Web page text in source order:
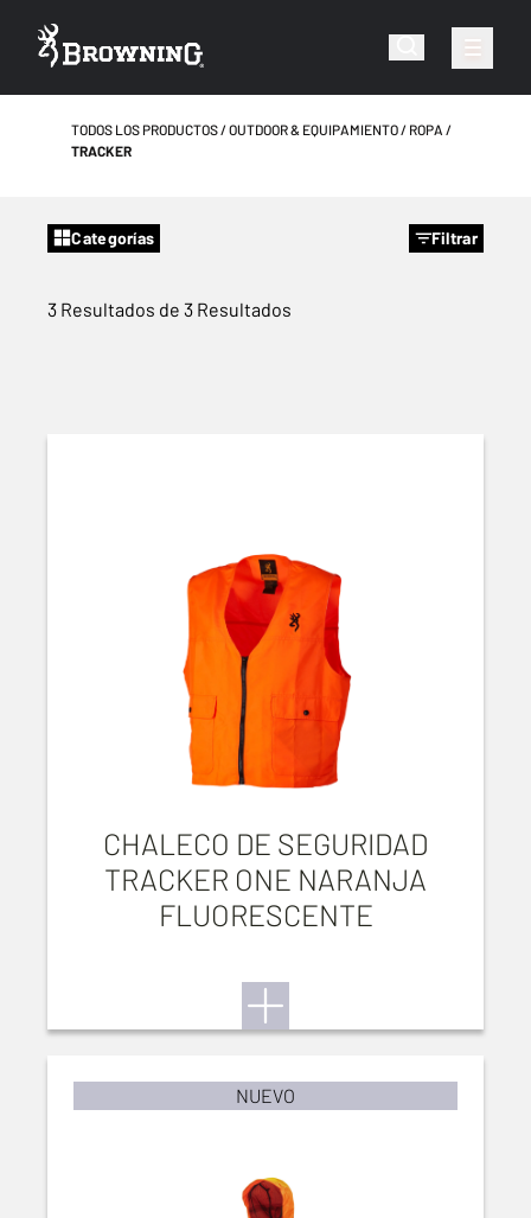
TODOS LOS PRODUCTOS OUTDOOR & EQUIPAMIENTO
ROPA
TRACKER
Categorías Filtrar
3 Resultados de 3 Resultados
CHALECO DE SEGURIDAD
TRACKER ONE NARANJA
FLUORESCENTE
NUEVO